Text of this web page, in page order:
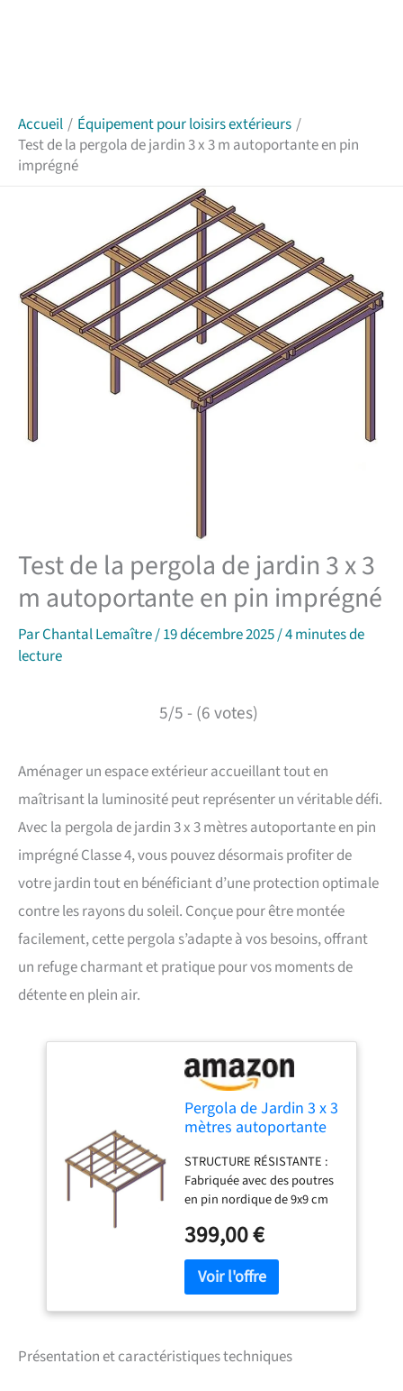
Accueil
Équipement pour loisirs extérieurs
Test de la pergola de jardin 3 x 3 m autoportante en pin
imprégné
Test de la pergola de jardin 3 x 3
m autoportante en pin imprégné
ParChantal Lemaître/19 décembre 2025/4 minutes de
lecture
5/5 - (6 votes)
Aménager un espace extérieur accueillant tout en
maîtrisant la luminosité peut représenter un véritable défi.
Avec la pergola de jardin 3 x 3 mètres autoportante en pin
imprégné Classe 4, vous pouvez désormais profiter de
votre jardin tout en bénéficiant d’une protection optimale
contre les rayons du soleil. Conçue pour être montée
facilement, cette pergola s’adapte à vos besoins, offrant
un refuge charmant et pratique pour vos moments de
détente en plein air.
Pergola de Jardin 3 x 3
mètres autoportante
Classe 4, Facile à
Monter
STRUCTURE RÉSISTANTE :
Fabriquée avec des poutres
en pin nordique de 9x9 cm
et une plus grande
durabilité. Protection
contre les intempéries : le
bois est imprégné à pression
de classe IV pour résister à
et aux moisissures sans
entretien nécessaire.
399,00 €
Présentation et caractéristiques techniques